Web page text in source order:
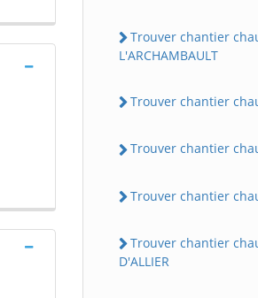
Trouver chantier
L'ARCHAMBAULT
Trouver chantier
Trouver chantier
Trouver chantier
Trouver chantier
D'ALLIER